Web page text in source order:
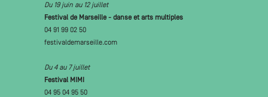
Du 19 juin au 12 juillet
Festival de Marseille - danse et arts multiples
04 91 99 02 50
festivaldemarseille.com
Du 4 au 7 juillet
Festival MIMI
04 95 04 95 50